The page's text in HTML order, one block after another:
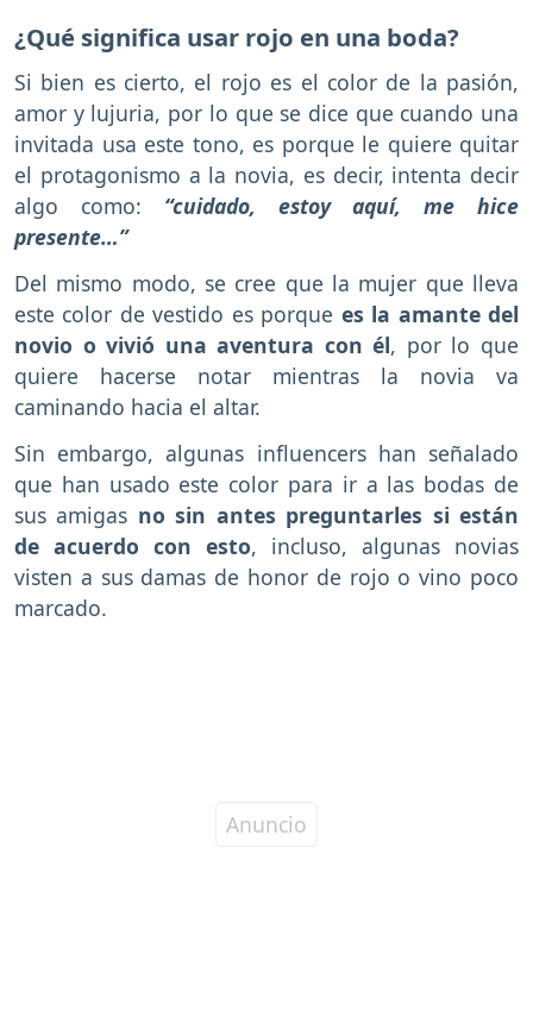
¿Qué significa usar rojo en una boda?
Si bien es cierto, el rojo es el color de la pasión,
amor y lujuria, por lo que se dice que cuando una
invitada usa este tono, es porque le quiere quitar
el protagonismo a la novia, es decir, intenta decir
algo como: “cuidado, estoy aquí, me hice
presente…”
Del mismo modo, se cree que la mujer que lleva
este color de vestido es porque es la amante del
novio o vivió una aventura con él, por lo que
quiere hacerse notar mientras la novia va
caminando hacia el altar.
Sin embargo, algunas influencers han señalado
que han usado este color para ir a las bodas de
sus amigas no sin antes preguntarles si están
de acuerdo con esto, incluso, algunas novias
visten a sus damas de honor de rojo o vino poco
marcado.